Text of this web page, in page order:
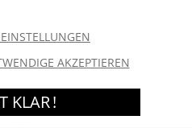
und andere Produkte.
AKZEPTIEREN
KLAR !